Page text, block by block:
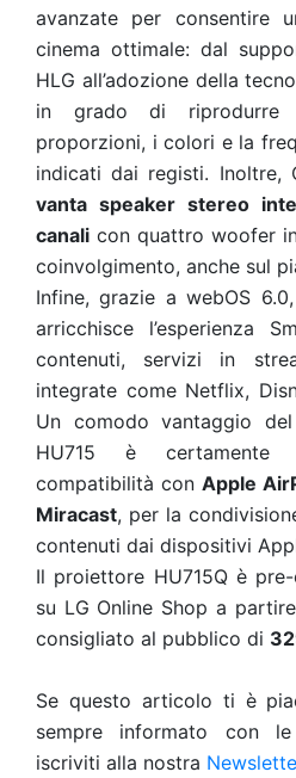
avanzate per consentire
cinema ottimale: dal
HLG all’adozione della
in grado di
proporzioni, i colori e la
indicati dai registi. Inoltre,
vanta speaker stereo
canali con quattro woofer
coinvolgimento, anche sul
Infine, grazie a webOS
arricchisce l’esperienza
contenuti, servizi in
integrate come Netflix,
Un comodo vantaggio
HU715 è certamente
compatibilità con Apple
Miracast, per la
contenuti dai dispositivi
Il proiettore HU715Q è
su LG Online Shop a
consigliato al pubblico di
Se questo articolo ti è
sempre informato con
iscriviti alla nostra